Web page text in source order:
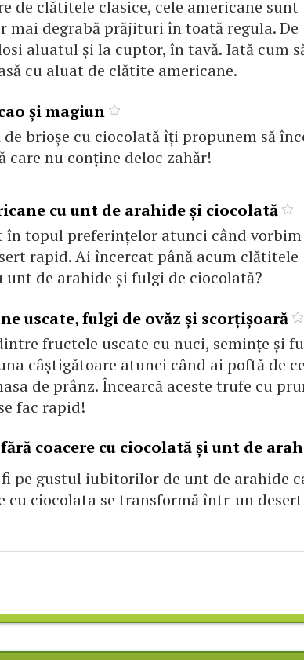
de clătitele clasice, cele americane sunt
mai degrabă prăjituri în toată regula. De
aluatul și la cuptor, în tavă. Iată cum
cu aluat de clătite americane.
și magiun
de brioșe cu ciocolată îți propunem să
care nu conține deloc zahăr!
cu unt de arahide şi ciocolată
în topul preferinţelor atunci când vorbim
rapid. Ai încercat până acum clătitele
unt de arahide şi fulgi de ciocolată?
uscate, fulgi de ovăz și scorțișoară
fructele uscate cu nuci, seminţe şi
câştigătoare atunci când ai poftă de
de prânz. Încearcă aceste trufe cu
fac rapid!
fără coacere cu ciocolată şi unt de
pe gustul iubitorilor de unt de arahide
cu ciocolata se transformă într-un desert